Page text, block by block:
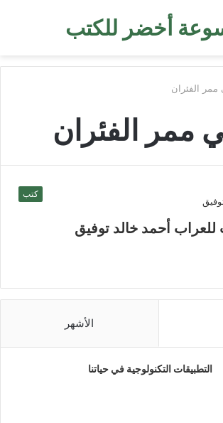
أخضر للكتب
ممر الفئران
ممر الفئران
كتب
الأشهر
التطبيقات التكنولوجية في حياتنا